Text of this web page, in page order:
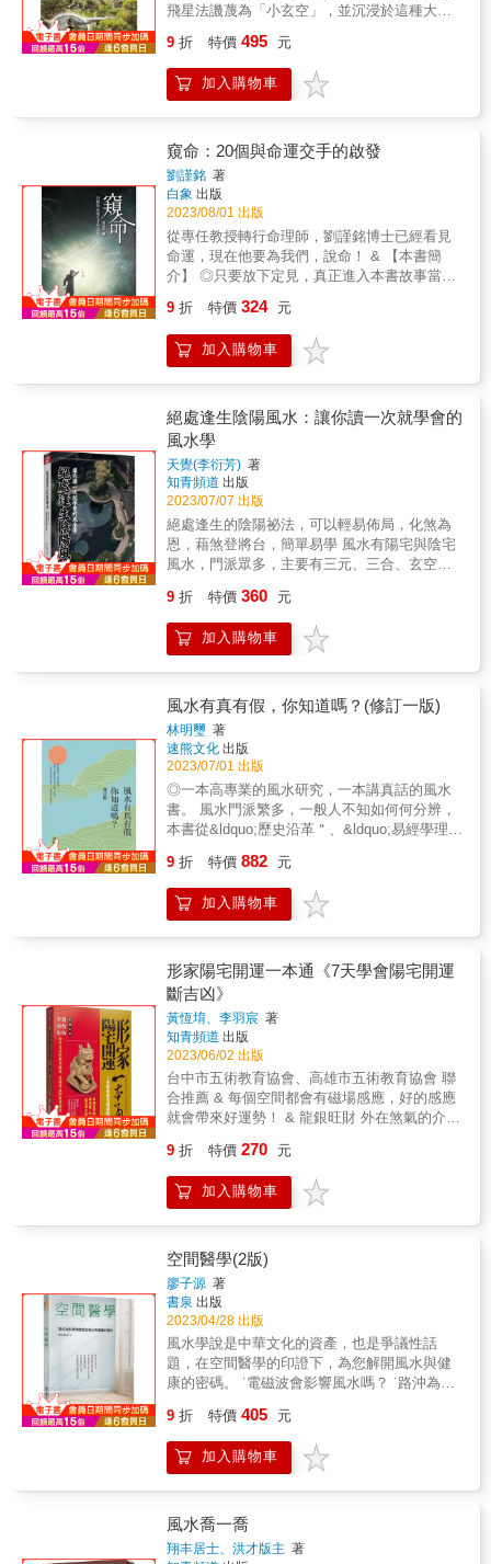
飛星法譏蔑為「小玄空」，並沉浸於這種大小
嘲諷一番飛星派。我們務必明白，玄空並無高
下之別，惟有適用與否，之所以冠之為
「大」，絕非喻之高大上，實是察之大環境。
要素，缺一不可。
9 折 特價 495 元
加入購物車
窺命：20個與命運交手的啟發
劉謹銘 著
白象 出版
2023/08/01 出版
從專任教授轉行命理師，劉謹銘博士已經看見
命運，現在他要為我們，說命！ & 【本書簡
介】 ◎只要放下定見，真正進入本書故事當
運。 ◎誰說人生劇本不能偷看，只能配合演
出？窺命人為你洞察命運，找回人生主導權。
◎某些人，某些事，似乎存在著難以言說的關
的景緻。 讓「窺命人」劉謹銘跟你分享那些 與
命運擦身而過，所留下來的精彩故事。 & 當年
以算命為業的祥叔主動提出要收我為徒，說我
八字是個好材料，學算命風水，肯定能學得
快，學得好。母親嚴厲拒絕，說我是師範公費
生，一輩子吃公家飯，拿出紅包遞了過去便走
了。 & 這一路走來，我讀完師範學院，分發到
小學教書，接著去讀研究所，最後還拿到博士
學位，到大專院校當教授。可萬萬沒想到，縱
使已經當了教授，竟然還是對算命風水感興
職，選擇當一個算命師。 & 看來，命運真是不
可思議，祥叔當日的話，還是應驗了。 &
9 折 特價 324 元
加入購物車
絕處逢生陰陽風水：讓你讀一次就學會的
風水學
天覺(李衍芳) 著
知青頻道 出版
2023/07/07 出版
絕處逢生的陰陽祕法，可以輕易佈局，化煞為
恩，藉煞登將台，簡單易學 風水有陽宅與陰宅
風水，門派眾多，主要有三元、三合、玄空
點，若只學一門一派，恐有不逮；若要廣學多
門，終其一生也難有究竟，恐會造成紊亂而不
知所以。 因此，個人僅就50年來所證所學，絕
就能看懂亦能操作簡單又實用的風水祕學。 &
9 折 特價 360 元
加入購物車
風水有真有假，你知道嗎？(修訂一版)
林明璽 著
速熊文化 出版
2023/07/01 出版
◎一本高專業的風水研究，一本講真話的風水
書。 風水門派繁多，一般人不知如何何分辨，
本書從&ldquo;歷史沿革＂、&ldquo;易經學理＂
水門派的真偽，引經據典，說理印證，教您一
眼看穿幻象，學到真正有用的風水，為自己創
造貴人與優勢。 &
9 折 特價 882 元
加入購物車
形家陽宅開運一本通《7天學會陽宅開運
斷吉凶》
黃恆堉、李羽宸 著
知青頻道 出版
2023/06/02 出版
台中市五術教育協會、高雄市五術教育協會 聯
合推薦 & 每個空間都會有磁場感應，好的感應
就會帶來好運勢！ & 龍銀旺財 外在煞氣的介紹
煞品介紹與化解方法 & 列舉一九三種不符自然
法則的陽宅佈局，用人人都看得懂的方式學刑
家陽宅理論。 &
9 折 特價 270 元
加入購物車
空間醫學(2版)
廖子源 著
書泉 出版
2023/04/28 出版
風水學說是中華文化的資產，也是爭議性話
題，在空間醫學的印證下，為您解開風水與健
康的密碼。 ˙電磁波會影響風水嗎？ ˙路沖為什
福人居.福人居福地 ˙壁刀煞與銳角效應的科學
觀 ˙衛浴空間與基因共振效應 ˙綠色植物是好風
水的幫手 ˙風水是環境空間與人和諧相容的一門
討風水與健康的關聯性，空間醫學乃環境生理
9 折 特價 405 元
加入購物車
風水喬一喬
翔丰居士、洪才版主 著